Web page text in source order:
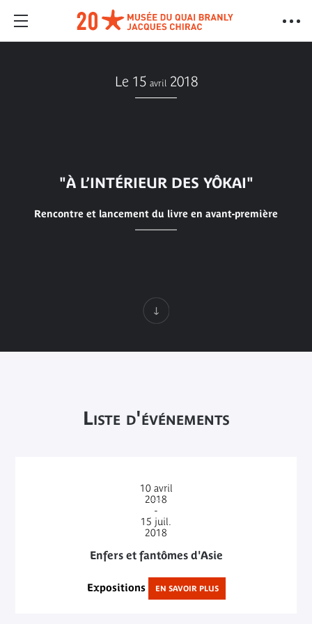
Le 15 avril 2018
"À L’INTÉRIEUR DES YÔKAI"
Rencontre et lancement du livre en avant-première
Liste d'événements
10 avril
2018
-
15 juil.
2018
Enfers et fantômes d'Asie
Expositions EN SAVOIR PLUS